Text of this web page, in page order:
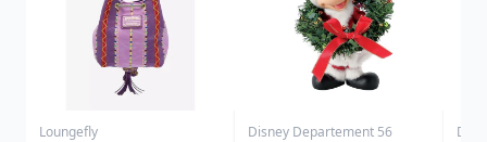
Loungefly Disney Departement 56